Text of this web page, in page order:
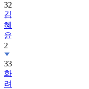
32
김
혜
윤
2
33
화
려